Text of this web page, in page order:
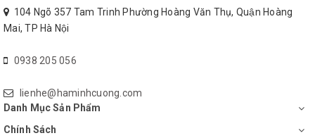
quạt
Trục quạt
giấy[cm]
Xuống
104 Ngõ 357 Tam Trinh Phường Hoàng Văn Thụ, Quận Hoàng
Mai, TP Hà Nội
0938 205 056
lienhe@haminhcuong.com
Danh Mục Sản Phẩm
Chính Sách